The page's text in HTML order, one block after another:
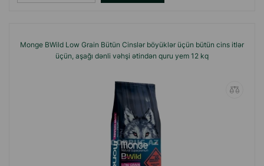
Monge BWild Low Grain Bütün Cinslər böyüklər üçün bütün cins itlər
üçün, aşağı dənli vəhşi ətindən quru yem 12 kq